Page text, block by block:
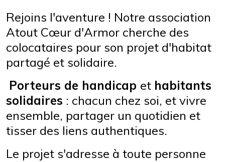
Rejoins l'aventure ! Notre association
Atout Cœur d'Armor cherche des
colocataires pour son projet d'habitat
partagé et solidaire.
Porteurs de handicap et habitants
solidaires : chacun chez soi, et vivre
ensemble, partager un quotidien et
tisser des liens authentiques.
Le projet s'adresse à toute personne